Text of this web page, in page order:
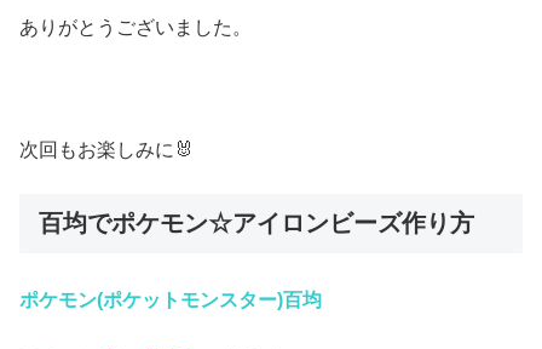
ありがとうございました。
次回もお楽しみに🐰
百均でポケモン☆アイロンビーズ作り方
ポケモン(ポケットモンスター)百均